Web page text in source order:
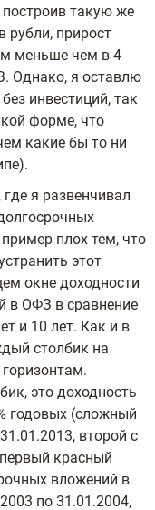
построив такую же
рубли, прирост
меньше чем в 4
Однако, я оставлю
инвестиций, так
форме, что
какие бы то ни
я развенчивал
плох тем, что
этот
окне доходности
в ОФЗ в сравнение
и 10 лет. Как и в
столбик на
это доходность
годовых (сложный
второй с
красный
вложений в
по 31.01.2004,